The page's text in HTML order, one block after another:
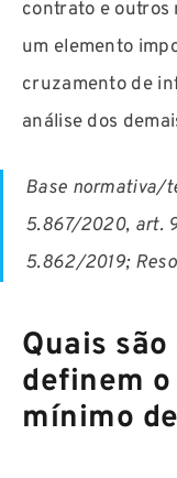
contrato e outros
um elemento
cruzamento de
análise dos
Base normativa/
5.867/2020, art.
5.862/2019;
Quais
definem
mínimo